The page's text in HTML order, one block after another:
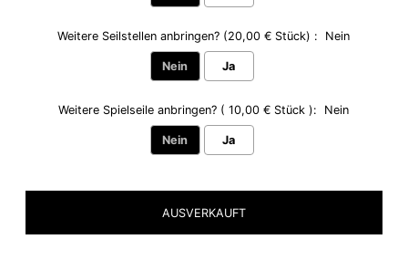
Weitere Seilstellen anbringen? (20,00 € Stück) : Nein
Nein Ja
Weitere Spielseile anbringen? ( 10,00 € Stück ): Nein
Nein Ja
Selection will addto the price